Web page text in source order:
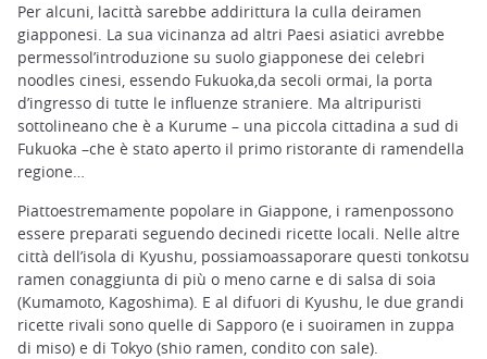
Per alcuni, lacittà sarebbe addirittura la culla deiramen
giapponesi. La sua vicinanza ad altri Paesi asiatici avrebbe
permessol’introduzione su suolo giapponese dei celebri
noodles cinesi, essendo Fukuoka,da secoli ormai, la porta
d’ingresso di tutte le influenze straniere. Ma altripuristi
sottolineano che è a Kurume – una piccola cittadina a sud di
Fukuoka –che è stato aperto il primo ristorante di ramendella
regione…
Piattoestremamente popolare in Giappone, i ramenpossono
essere preparati seguendo decinedi ricette locali. Nelle altre
città dell’isola di Kyushu, possiamoassaporare questi tonkotsu
ramen conaggiunta di più o meno carne e di salsa di soia
(Kumamoto, Kagoshima). E al difuori di Kyushu, le due grandi
ricette rivali sono quelle di Sapporo (e i suoiramen in zuppa
di miso) e di Tokyo (shio ramen, condito con sale).